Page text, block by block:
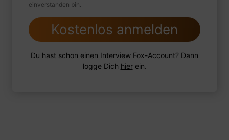
einverstanden bin.
Kostenlos anmelden
Du hast schon einen Interview Fox-Account? Dann
logge Dich hierein.